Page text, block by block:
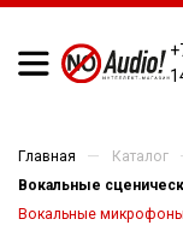
Главная — Каталог
Вокальные
Вокальные микрофоны